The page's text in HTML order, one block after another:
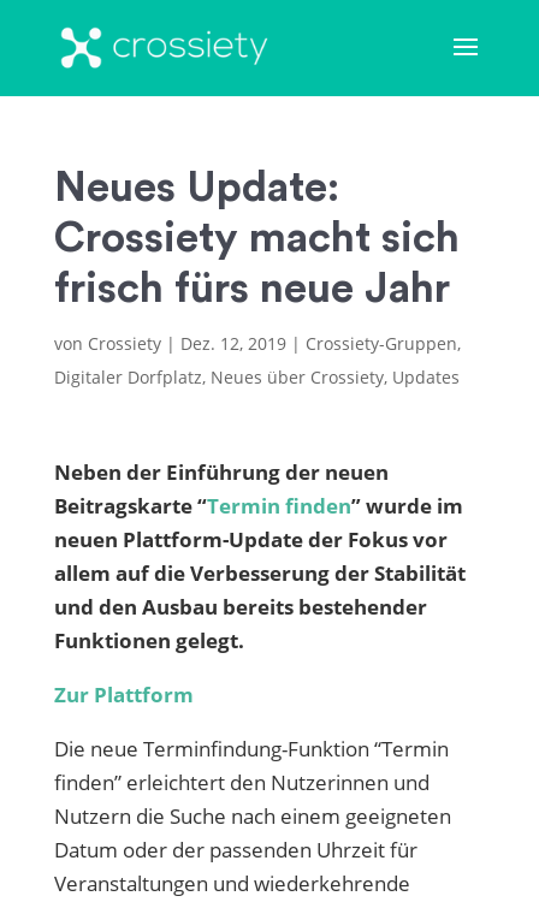
Neues Update:
Crossiety macht sich
frisch fürs neue Jahr
von Crossiety| Dez. 12, 2019| Crossiety-Gruppen,
Digitaler Dorfplatz, Neues über Crossiety, Updates
Neben der Einführung der neuen
Beitragskarte “Termin finden” wurde im
neuen Plattform-Update der Fokus vor
allem auf die Verbesserung der Stabilität
und den Ausbau bereits bestehender
Funktionen gelegt.
Zur Plattform
Die neue Terminfindung-Funktion “Termin
finden” erleichtert den Nutzerinnen und
Nutzern die Suche nach einem geeigneten
Datum oder der passenden Uhrzeit für
Veranstaltungen und wiederkehrende